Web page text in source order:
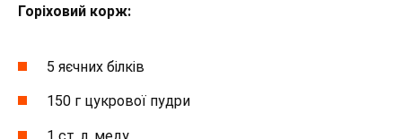
Горіховий корж:
5 яєчних білків
150 г цукрової пудри
1 ст. л. меду